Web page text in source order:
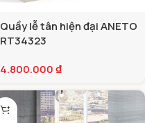
Quầy lễ tân hiện đại ANETO
RT34323
4.800.000₫